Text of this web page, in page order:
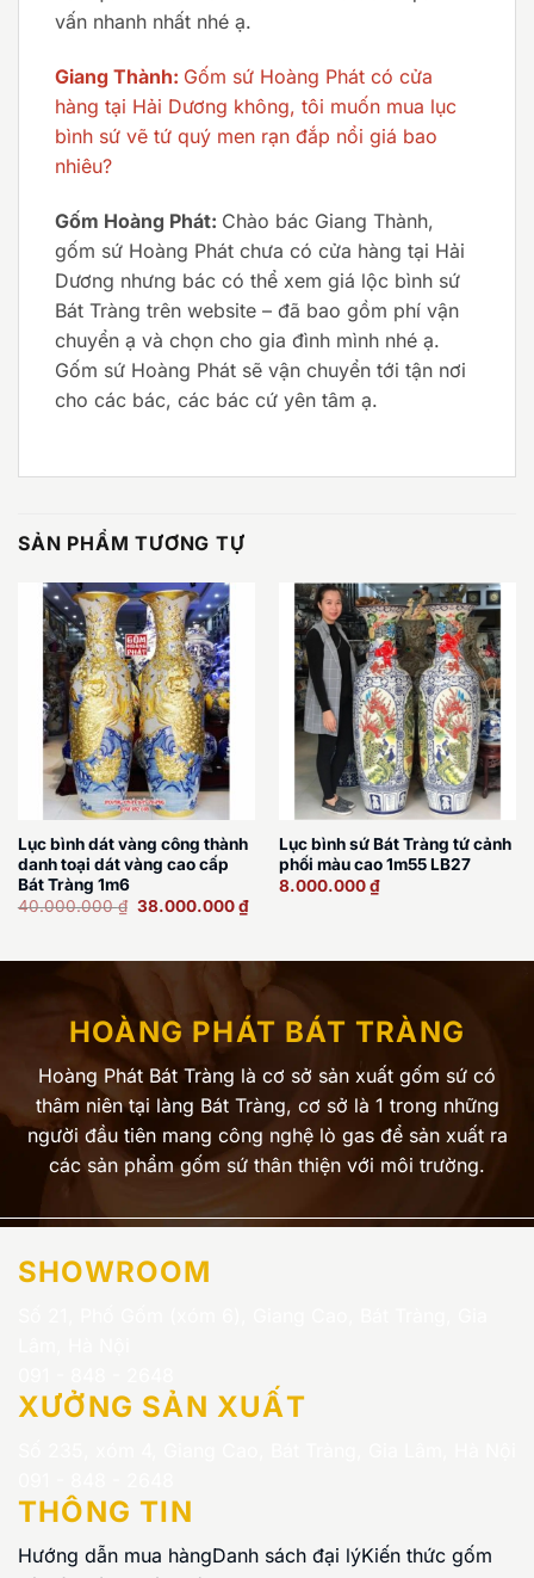
vấn nhanh nhất nhé ạ.
Giang Thành: Gốm sứ Hoàng Phát có cửa
hàng tại Hải Dương không, tôi muốn mua lục
bình sứ vẽ tứ quý men rạn đắp nổi giá bao
nhiêu?
Gốm Hoàng Phát: Chào bác Giang Thành,
gốm sứ Hoàng Phát chưa có cửa hàng tại Hải
Dương nhưng bác có thể xem giá lộc bình sứ
Bát Tràng trên website – đã bao gồm phí vận
chuyển ạ và chọn cho gia đình mình nhé ạ.
Gốm sứ Hoàng Phát sẽ vận chuyển tới tận nơi
cho các bác, các bác cứ yên tâm ạ.
SẢN PHẨM TƯƠNG TỰ
Lục bình dát vàng công thành
danh toại dát vàng cao cấp
Bát Tràng 1m6
40.000.000₫ Giá
38.000.000₫Giá
hiện
38.000.000 ₫.
Lục bình sứ Bát Tràng tứ cảnh
phối màu cao 1m55 LB27
8.000.000₫
HOÀNG PHÁT BÁT TRÀNG
Hoàng Phát Bát Tràng là cơ sở sản xuất gốm sứ có
thâm niên tại làng Bát Tràng, cơ sở là 1 trong những
người đầu tiên mang công nghệ lò gas để sản xuất ra
các sản phẩm gốm sứ thân thiện với môi trường.
SHOWROOM
XƯỞNG SẢN XUẤT
THÔNG TIN
Hướng dẫn mua hàngDanh sách đại lýKiến thức gốm